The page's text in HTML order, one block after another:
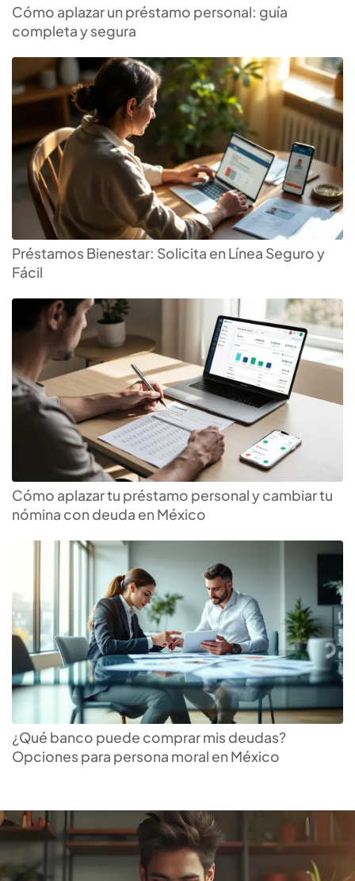
Cómo aplazar un préstamo personal: guía
completa y segura
Préstamos Bienestar: Solicita en Línea Seguro y
Fácil
Cómo aplazar tu préstamo personal y cambiar tu
nómina con deuda en México
¿Qué banco puede comprar mis deudas?
Opciones para persona moral en México
Descubre elpréstamo
personalque más te
conviene